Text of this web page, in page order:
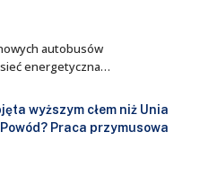
autobusów
energetyczna…
wyższym cłem niż Unia
Praca przymusowa